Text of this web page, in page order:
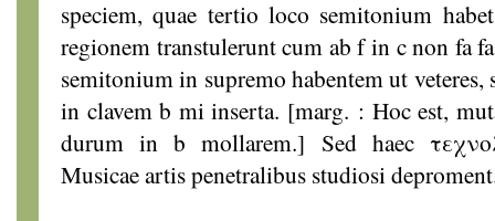
speciem, quae tertio loco semitonium
regionem transtulerunt cum ab f in c non fa
semitonium in supremo habentem ut veteres,
in clavem b mi inserta. [marg. : Hoc est,
durum in b mollarem.] Sed haec
Musicae artis penetralibus studiosi